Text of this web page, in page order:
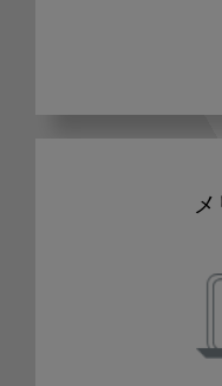
メ